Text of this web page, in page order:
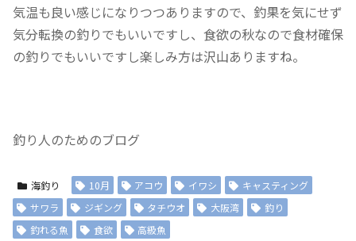
気温も良い感じになりつつありますので、釣果を気にせず
気分転換の釣りでもいいですし、食欲の秋なので食材確保
の釣りでもいいですし楽しみ方は沢山ありますね。
釣り人のためのブログ
海釣り 10月 アコウ イワシ
キャスティング
サワラ
ジギング タチウオ 大阪湾
釣り
釣れる魚
食欲 高級魚